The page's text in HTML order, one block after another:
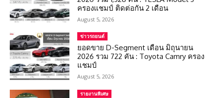
ครองแชมป์ ติดต่อกัน 2 เดือน
August 5, 2026
ข่าวรถยนต์
ยอดขาย D-Segment เดือน มิถุนายน
2026 รวม 722 คัน : Toyota Camry ครอง
แชมป์
August 5, 2026
รายงานพิเศษ